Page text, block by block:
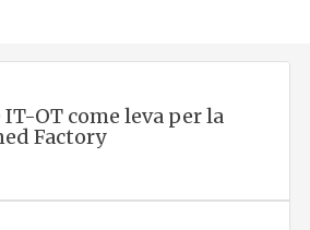
OT come leva per la
Factory